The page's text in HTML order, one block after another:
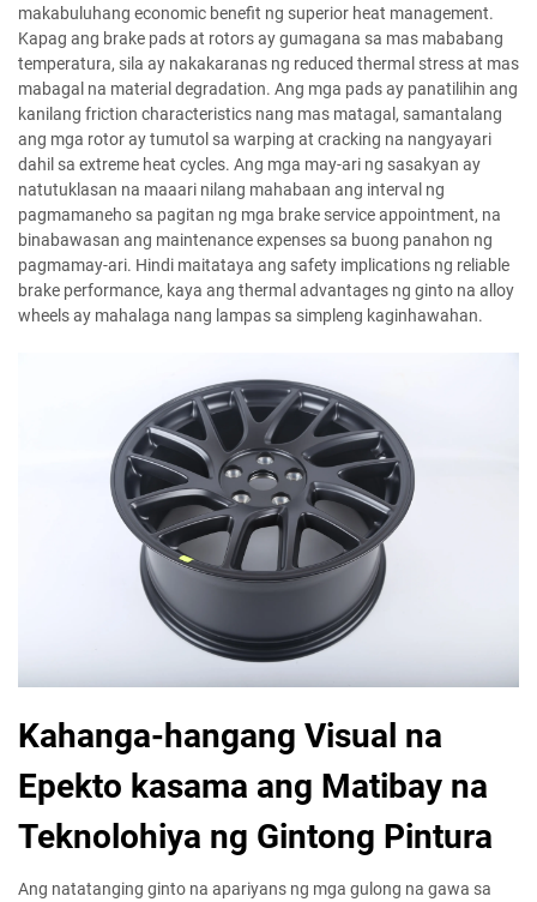
makabuluhang economic benefit ng superior heat management.
Kapag ang brake pads at rotors ay gumagana sa mas mababang
temperatura, sila ay nakakaranas ng reduced thermal stress at mas
mabagal na material degradation. Ang mga pads ay panatilihin ang
kanilang friction characteristics nang mas matagal, samantalang
ang mga rotor ay tumutol sa warping at cracking na nangyayari
dahil sa extreme heat cycles. Ang mga may-ari ng sasakyan ay
natutuklasan na maaari nilang mahabaan ang interval ng
pagmamaneho sa pagitan ng mga brake service appointment, na
binabawasan ang maintenance expenses sa buong panahon ng
pagmamay-ari. Hindi maitataya ang safety implications ng reliable
brake performance, kaya ang thermal advantages ng ginto na alloy
wheels ay mahalaga nang lampas sa simpleng kaginhawahan.
Kahanga-hangang Visual na
Epekto kasama ang Matibay na
Teknolohiya ng Gintong Pintura
Ang natatanging ginto na apariyans ng mga gulong na gawa sa